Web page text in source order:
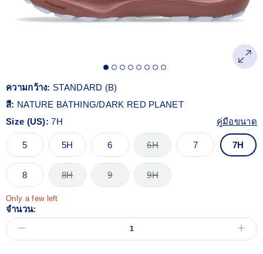
ความกว้าง: STANDARD (B)
สี: NATURE BATHING/DARK RED PLANET
Size (US):7H คู่มือขนาด
5 5H 6 6H 7 7H
8 8H 9 9H
Only a few left
จำนวน: